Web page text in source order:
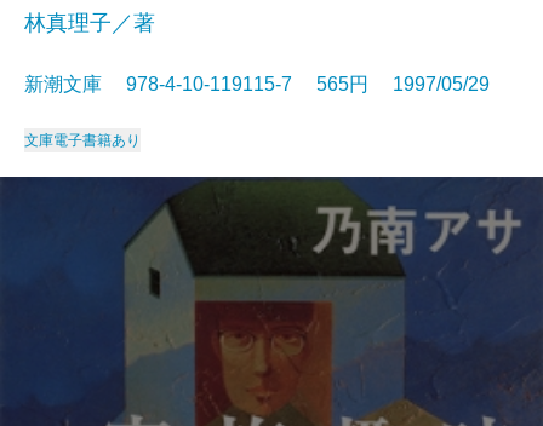
林真理子／著
新潮文庫 978-4-10-119115-7 565円 1997/05/29
文庫電子書籍あり